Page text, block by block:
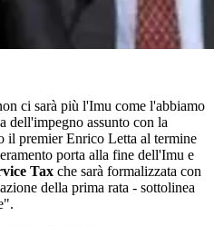
ci sarà più l'Imu come l'abbiamo
dell'impegno assunto con la
il premier Enrico Letta al termine
porta alla fine dell'Imu e
Tax che sarà formalizzata con
della prima rata - sottolinea